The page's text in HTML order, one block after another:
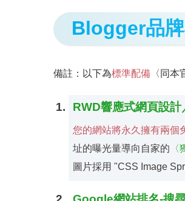
Blogger品
備註：以下為標準配備〈同本
RWD響應式網頁設計
您的網站將永久擁有兩個
址的曝光量導向自家的 〈
圖片採用 "CSS Image